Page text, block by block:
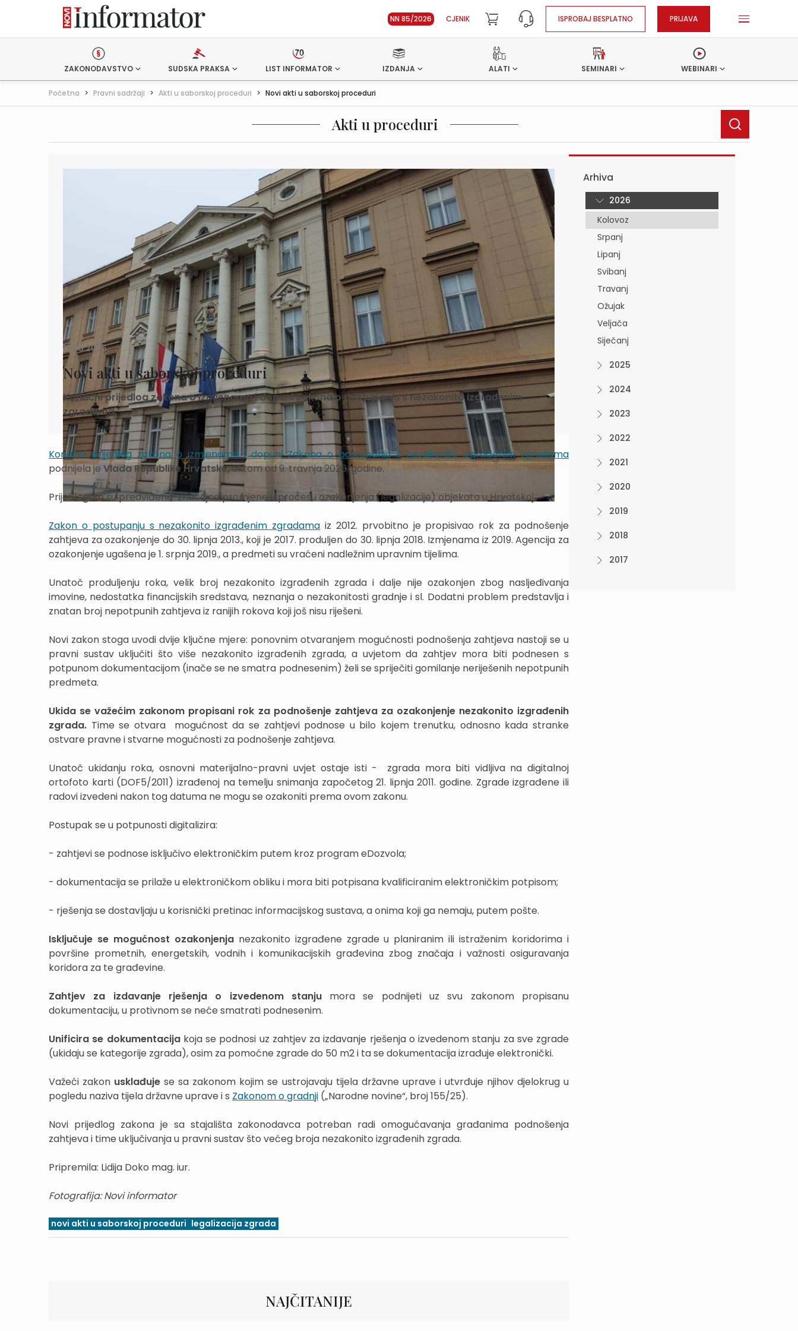
NN 85/2026 CJENIK ISPROBAJ BESPLATNO PRIJAVA
ZAKONODAVSTVO SUDSKA PRAKSA LIST INFORMATOR IZDANJA ALATI SEMINARI WEBINARI
Početna > Pravni sadržaji > Akti u saborskoj proceduri > Novi akti u saborskoj proceduri
Akti u proceduri
10.05.2026.
Novi akti u saborskoj proceduri
Konačni prijedlog zakona o izmjenama i dopuni Zakona o postupanju s nezakonito izgrađenim
zgradama.
Konačni prijedlog zakona o izmjenama i dopuni Zakona o postupanju s nezakonito izgrađenim zgradama
podnijela je Vlada Republike Hrvatske, aktom od 9. travnja 2026. godine.
Prijedlogom su predviđene značajne promjene u procesu ozakonjenja (legalizacije) objekata u Hrvatskoj.
Zakon o postupanju s nezakonito izgrađenim zgradama iz 2012. prvobitno je propisivao rok za podnošenje
zahtjeva za ozakonjenje do 30. lipnja 2013., koji je 2017. produljen do 30. lipnja 2018. Izmjenama iz 2019. Agencija za
ozakonjenje ugašena je 1. srpnja 2019., a predmeti su vraćeni nadležnim upravnim tijelima.
Unatoč produljenju roka, velik broj nezakonito izgrađenih zgrada i dalje nije ozakonjen zbog nasljeđivanja
imovine, nedostatka financijskih sredstava, neznanja o nezakonitosti gradnje i sl. Dodatni problem predstavlja i
znatan broj nepotpunih zahtjeva iz ranijih rokova koji još nisu riješeni.
Novi zakon stoga uvodi dvije ključne mjere: ponovnim otvaranjem mogućnosti podnošenja zahtjeva nastoji se u
pravni sustav uključiti što više nezakonito izgrađenih zgrada, a uvjetom da zahtjev mora biti podnesen s
potpunom dokumentacijom (inače se ne smatra podnesenim) želi se spriječiti gomilanje neriješenih nepotpunih
predmeta.
Ukida se važećim zakonom propisani rok za podnošenje zahtjeva za ozakonjenje nezakonito izgrađenih
zgrada. Time se otvara mogućnost da se zahtjevi podnose u bilo kojem trenutku, odnosno kada stranke
ostvare pravne i stvarne mogućnosti za podnošenje zahtjeva.
Unatoč ukidanju roka, osnovni materijalno-pravni uvjet ostaje isti - zgrada mora biti vidljiva na digitalnoj
ortofoto karti (DOF5/2011) izrađenoj na temelju snimanja započetog 21. lipnja 2011. godine. Zgrade izgrađene ili
radovi izvedeni nakon tog datuma ne mogu se ozakoniti prema ovom zakonu.
Postupak se u potpunosti digitalizira:
- zahtjevi se podnose isključivo elektroničkim putem kroz program eDozvola;
- dokumentacija se prilaže u elektroničkom obliku i mora biti potpisana kvalificiranim elektroničkim potpisom;
- rješenja se dostavljaju u korisnički pretinac informacijskog sustava, a onima koji ga nemaju, putem pošte.
Isključuje se mogućnost ozakonjenjanezakonito izgrađene zgrade u planiranim ili istraženim koridorima i
površine prometnih, energetskih, vodnih i komunikacijskih građevina zbog značaja i važnosti osiguravanja
koridora za te građevine.
Zahtjev za izdavanje rješenja o izvedenom stanjumora se podnijeti uz svu zakonom propisanu
dokumentaciju, u protivnom se neće smatrati podnesenim.
Unificira se dokumentacijakoja se podnosi uz zahtjev za izdavanje rješenja o izvedenom stanju za sve zgrade
(ukidaju se kategorije zgrada), osim za pomoćne zgrade do 50 m2 i ta se dokumentacija izrađuje elektronički.
Važeći zakon usklađuje se sa zakonom kojim se ustrojavaju tijela državne uprave i utvrđuje njihov djelokrug u
pogledu naziva tijela državne uprave i s Zakonom o gradnji („Narodne novine“, broj 155/25).
Novi prijedlog zakona je sa stajališta zakonodavca potreban radi omogućavanja građanima podnošenja
zahtjeva i time uključivanja u pravni sustav što većeg broja nezakonito izgrađenih zgrada.
Pripremila: Lidija Doko mag. iur.
Fotografija: Novi informator
novi akti u saborskoj proceduri legalizacija zgrada
NAJČITANIJE
Arhiva
2026
Kolovoz
Srpanj
Lipanj
Svibanj
Travanj
Ožujak
Veljača
Siječanj
2025
2024
2023
2022
2021
2020
2019
2018
2017